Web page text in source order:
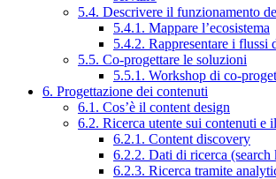
5.4. Descrivere il funzionamento
5.4.1. Mappare l’ecosistema
5.4.2. Rappresentare i flussi
5.5. Co-progettare le soluzioni
5.5.1. Workshop di co-
6. Progettazione dei contenuti
6.1. Cos’è il content design
6.2. Ricerca utente sui contenuti e
6.2.1. Content discovery
6.2.2. Dati di ricerca (search
6.2.3. Ricerca tramite